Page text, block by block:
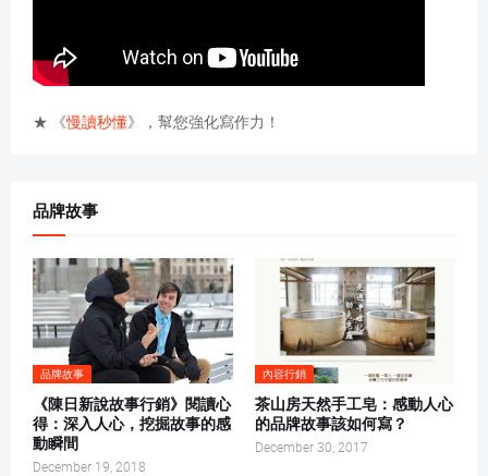
★ 《慢讀秒懂》，幫您強化寫作力！
品牌故事
品牌故事
《陳日新說故事行銷》閱讀心
得：深入人心，挖掘故事的感
動瞬間
December 19, 2018
內容行銷
茶山房天然手工皂：感動人心
的品牌故事該如何寫？
December 30, 2017